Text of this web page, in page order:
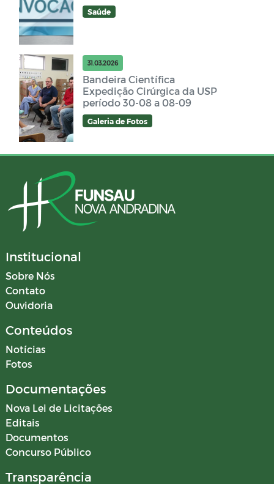
Saúde
31.03.2026
Bandeira Científica
Expedição Cirúrgica da USP
período 30-08 a 08-09
Galeria de Fotos
Institucional
Sobre Nós
Contato
Ouvidoria
Conteúdos
Notícias
Fotos
Documentações
Nova Lei de Licitações
Editais
Documentos
Concurso Público
Transparência